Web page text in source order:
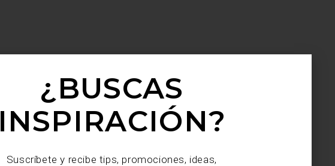
¿BUSCAS
INSPIRACIÓN?
Suscríbete y recibe tips, promociones, ideas,